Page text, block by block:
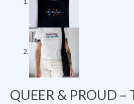
QUEER & PROUD –